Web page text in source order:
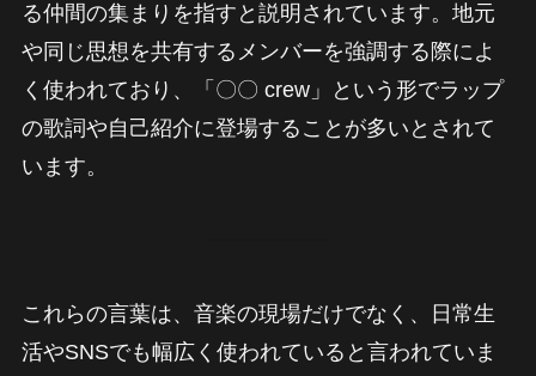
る仲間の集まりを指すと説明されています。地元
や同じ思想を共有するメンバーを強調する際によ
く使われており、「〇〇 crew」という形でラップ
の歌詞や自己紹介に登場することが多いとされて
います。
これらの言葉は、音楽の現場だけでなく、日常生
活やSNSでも幅広く使われていると言われていま